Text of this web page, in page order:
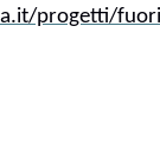
progetti/